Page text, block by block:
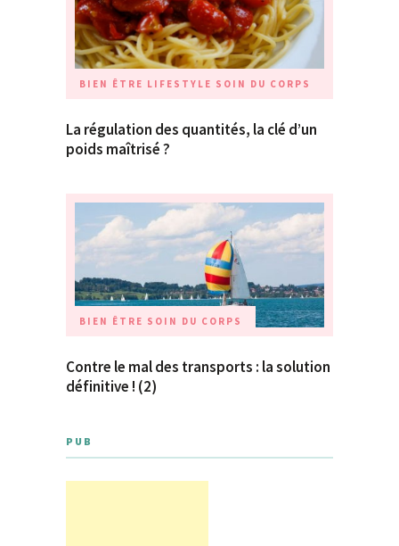
BIEN ÊTRE LIFESTYLE SOIN DU CORPS
La régulation des quantités, la clé d’un
poids maîtrisé ?
BIEN ÊTRE SOIN DU CORPS
Contre le mal des transports : la solution
définitive ! (2)
PUB